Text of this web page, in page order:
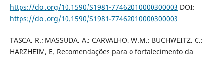
https://doi.org/10.1590/S1981-77462010000300003 DOI:
https://doi.org/10.1590/S1981-77462010000300003
TASCA, R.; MASSUDA, A.; CARVALHO, W.M.; BUCHWEITZ, C.;
HARZHEIM, E. Recomendações para o fortalecimento da